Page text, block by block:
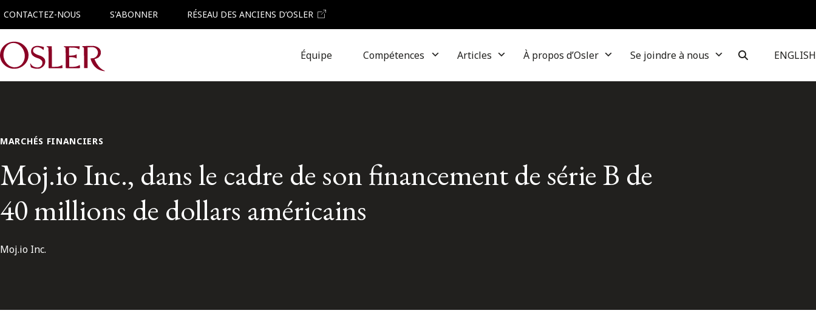
CONTACTEZ-NOUS S'ABONNER RÉSEAU DES ANCIENS D’OSLER
Main Navigation Équipe Compétences Articles À propos d’Osler Se joindre à nous ENGLISH
MARCHÉS FINANCIERS
Moj.io Inc., dans le cadre de son financement de série B de
40 millions de dollars américains
Moj.io Inc.